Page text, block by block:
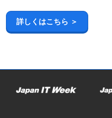
詳しくはこちら ＞